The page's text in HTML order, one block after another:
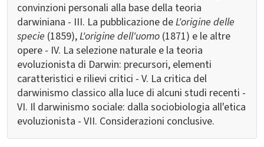
convinzioni personali alla base della teoria
darwiniana - III. La pubblicazione deL'origine delle
specie (1859),L'origine dell'uomo (1871) e le altre
opere - IV. La selezione naturale e la teoria
evoluzionista di Darwin: precursori, elementi
caratteristici e rilievi critici - V. La critica del
darwinismo classico alla luce di alcuni studi recenti -
VI. Il darwinismo sociale: dalla sociobiologia all'etica
evoluzionista - VII. Considerazioni conclusive.